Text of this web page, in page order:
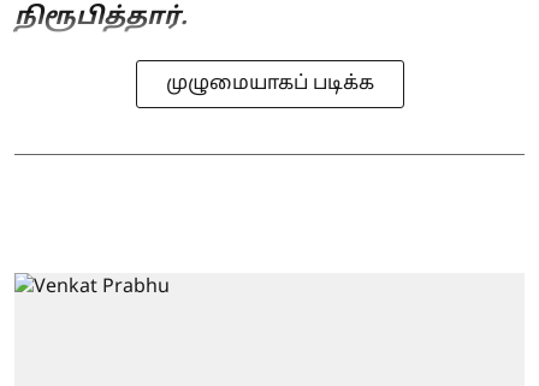
நிரூபித்தார்.
முழுமையாகப் படிக்க